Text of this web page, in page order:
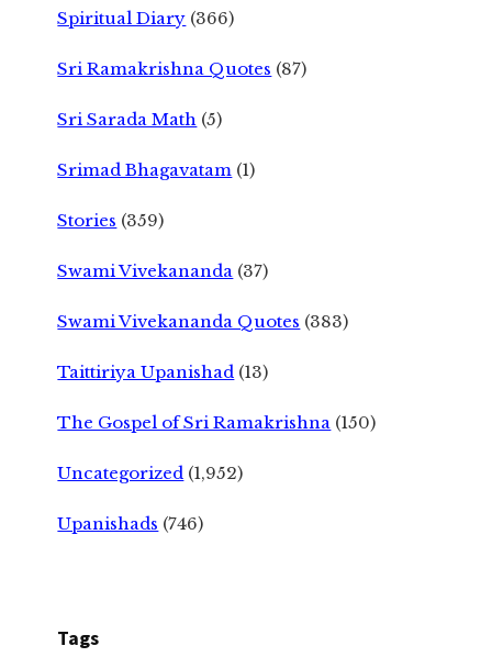
Spiritual Diary (366)
Sri Ramakrishna Quotes (87)
Sri Sarada Math (5)
Srimad Bhagavatam (1)
Stories (359)
Swami Vivekananda (37)
Swami Vivekananda Quotes (383)
Taittiriya Upanishad (13)
The Gospel of Sri Ramakrishna (150)
Uncategorized (1,952)
Upanishads (746)
Tags